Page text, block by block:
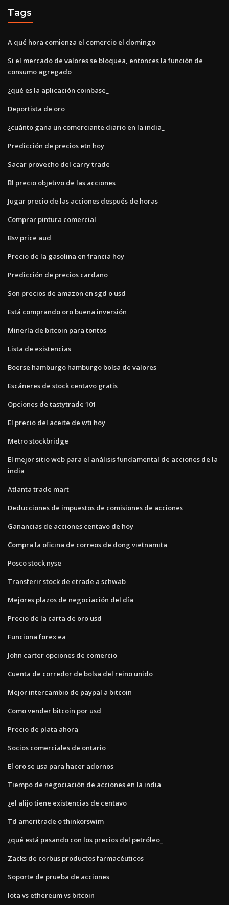
Tags
A qué hora comienza el comercio el domingo
Si el mercado de valores se bloquea, entonces la función de
consumo agregado
¿qué es la aplicación coinbase_
Deportista de oro
¿cuánto gana un comerciante diario en la india_
Predicción de precios etn hoy
Sacar provecho del carry trade
Bl precio objetivo de las acciones
Jugar precio de las acciones después de horas
Comprar pintura comercial
Bsv price aud
Precio de la gasolina en francia hoy
Predicción de precios cardano
Son precios de amazon en sgd o usd
Está comprando oro buena inversión
Minería de bitcoin para tontos
Lista de existencias
Boerse hamburgo hamburgo bolsa de valores
Escáneres de stock centavo gratis
Opciones de tastytrade 101
El precio del aceite de wti hoy
Metro stockbridge
El mejor sitio web para el análisis fundamental de acciones de la
india
Atlanta trade mart
Deducciones de impuestos de comisiones de acciones
Ganancias de acciones centavo de hoy
Compra la oficina de correos de dong vietnamita
Posco stock nyse
Transferir stock de etrade a schwab
Mejores plazos de negociación del día
Precio de la carta de oro usd
Funciona forex ea
John carter opciones de comercio
Cuenta de corredor de bolsa del reino unido
Mejor intercambio de paypal a bitcoin
Como vender bitcoin por usd
Precio de plata ahora
Socios comerciales de ontario
El oro se usa para hacer adornos
Tiempo de negociación de acciones en la india
¿el alijo tiene existencias de centavo
Td ameritrade o thinkorswim
¿qué está pasando con los precios del petróleo_
Zacks de corbus productos farmacéuticos
Soporte de prueba de acciones
Iota vs ethereum vs bitcoin